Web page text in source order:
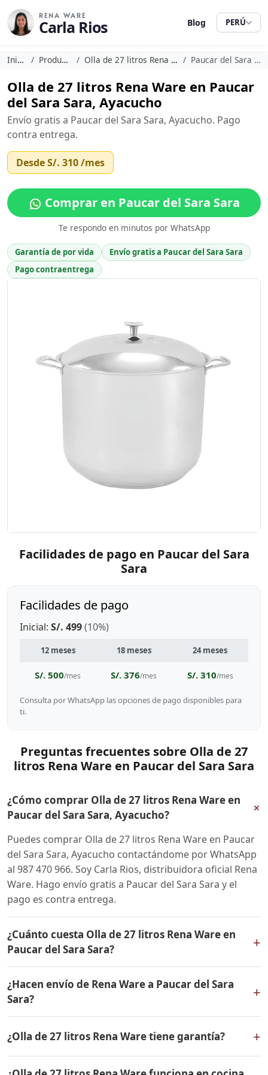
RENA WARE
Carla Rios Blog PERÚ
Inicio Productos Olla de 27 litros Rena Ware Paucar del Sara Sara
Olla de 27 litros Rena Ware en Paucar
del Sara Sara, Ayacucho
Envío gratis a Paucar del Sara Sara, Ayacucho. Pago
contra entrega.
DesdeS/. 310/mes
Comprar en Paucar del Sara Sara
Te respondo en minutos por WhatsApp
Garantía de por vida
Envío gratis a Paucar del Sara Sara
Pago contraentrega
Facilidades de pago en Paucar del Sara
Sara
Facilidades de pago
Inicial: S/. 499(10%)
12 meses 18 meses 24 meses
S/. 500/mes S/. 376/mes S/. 310/mes
Consulta por WhatsApp las opciones de pago disponibles para
ti.
Preguntas frecuentes sobre Olla de 27
litros Rena Ware en Paucar del Sara Sara
¿Cómo comprar Olla de 27 litros Rena Ware en
Paucar del Sara Sara, Ayacucho?
+
Puedes comprar Olla de 27 litros Rena Ware en Paucar
del Sara Sara, Ayacucho contactándome por WhatsApp
al 987 470 966. Soy Carla Rios, distribuidora oficial Rena
Ware. Hago envío gratis a Paucar del Sara Sara y el
pago es contra entrega.
¿Cuánto cuesta Olla de 27 litros Rena Ware en
Paucar del Sara Sara?
+
todo el Perú. Contáctame por WhatsApp para conocer
el precio actual, promociones disponibles y facilidades
de pago en cuotas desde el 10% de inicial.
¿Hacen envío de Rena Ware a Paucar del Sara
Sara?
+
a Paucar del Sara Sara, Ayacucho y a todo el Perú. El
pago es contra entrega.
¿Olla de 27 litros Rena Ware tiene garantía? +